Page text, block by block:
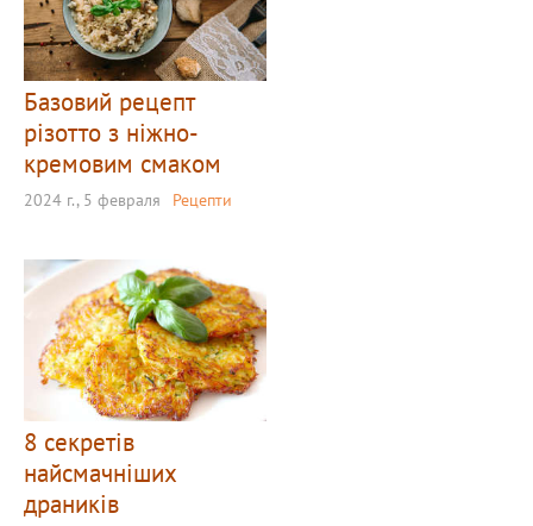
Базовий рецепт
різотто з ніжно-
кремовим смаком
2024 г., 5 февраля Рецепти
8 секретів
найсмачніших
драників